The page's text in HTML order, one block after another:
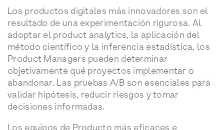
Los productos digitales más innovadores son el
resultado de una experimentación rigurosa. Al
adoptar el product analytics, la aplicación del
método científico y la inferencia estadística, los
Product Managers pueden determinar
objetivamente qué proyectos implementar o
abandonar. Las pruebas A/B son esenciales para
validar hipótesis, reducir riesgos y tomar
decisiones informadas.
Los equipos de Producto más eficaces e